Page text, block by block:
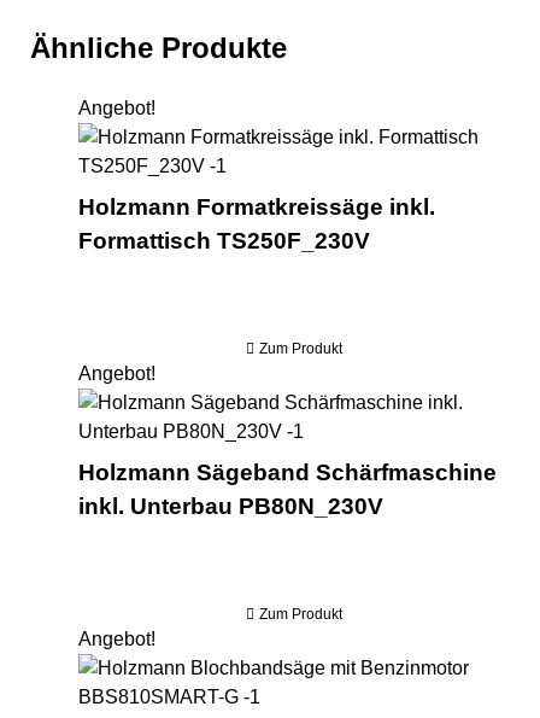
Ähnliche Produkte
Angebot!
Holzmann Formatkreissäge inkl.
Formattisch TS250F_230V
Zum Produkt
Angebot!
Holzmann Sägeband Schärfmaschine
inkl. Unterbau PB80N_230V
Zum Produkt
Angebot!